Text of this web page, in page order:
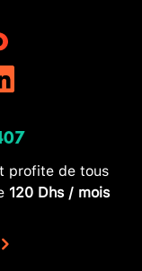
profite de tous
120 Dhs / mois